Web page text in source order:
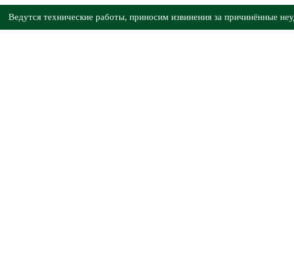
Ведутся технические работы, приносим извинения за причинённые